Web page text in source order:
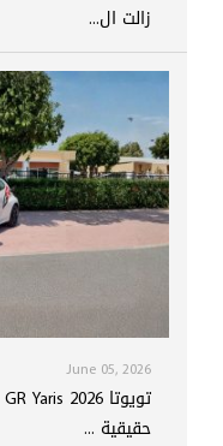
زالت ال...
June 05, 2026
حقيقية ...